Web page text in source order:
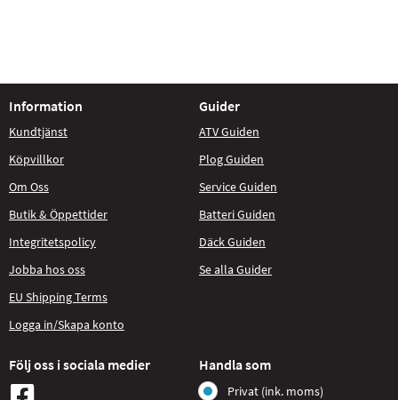
Information
Kundtjänst
Köpvillkor
Om Oss
Butik & Öppettider
Integritetspolicy
Jobba hos oss
EU Shipping Terms
Logga in/Skapa konto
Guider
ATV Guiden
Plog Guiden
Service Guiden
Batteri Guiden
Däck Guiden
Se alla Guider
Följ oss i sociala medier Handla som
Privat (ink. moms)